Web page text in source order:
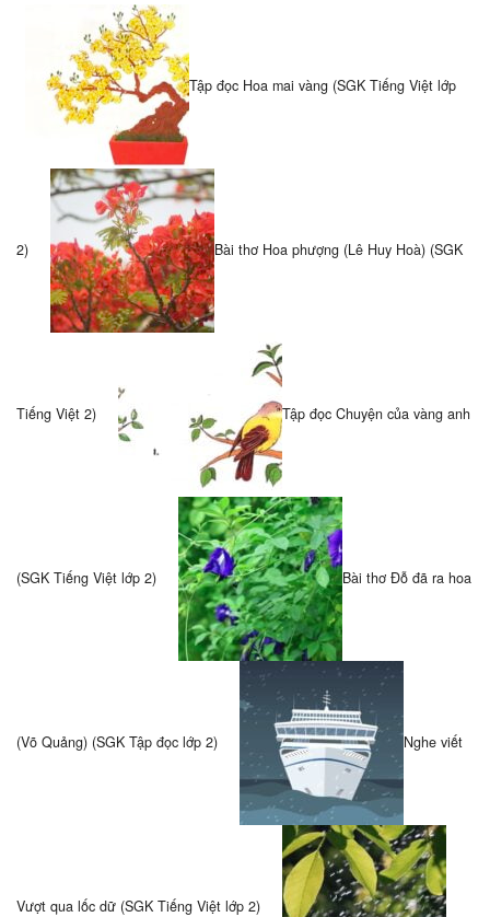
Tập đọc Hoa mai vàng (SGK Tiếng Việt lớp
2) Bài thơ Hoa phượng (Lê Huy Hoà) (SGK
Tiếng Việt 2) Tập đọc Chuyện của vàng anh
(SGK Tiếng Việt lớp 2) Bài thơ Đỗ đã ra hoa
(Võ Quảng) (SGK Tập đọc lớp 2) Nghe viết
Vượt qua lốc dữ (SGK Tiếng Việt lớp 2)